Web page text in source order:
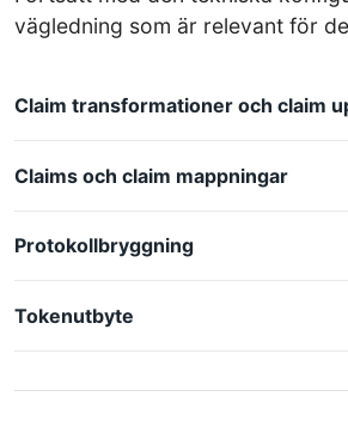
vägledning som är relevant för
Claim transformationer och claim
Claims och claim mappningar
Protokollbryggning
Tokenutbyte